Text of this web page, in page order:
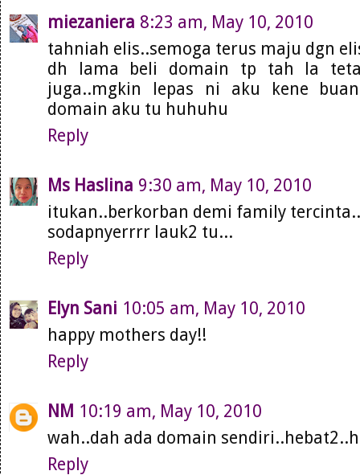
miezaniera 8:23 am, May 10, 2010
tahniah elis..semoga terus maju dgn
dh lama beli domain tp tah la
juga..mgkin lepas ni aku kene
domain aku tu huhuhu
Reply
Ms Haslina 9:30 am, May 10, 2010
itukan..berkorban demi family tercinta..
sodapnyerrrr lauk2 tu...
Reply
Elyn Sani 10:05 am, May 10, 2010
happy mothers day!!
Reply
NM 10:19 am, May 10, 2010
wah..dah ada domain
Reply